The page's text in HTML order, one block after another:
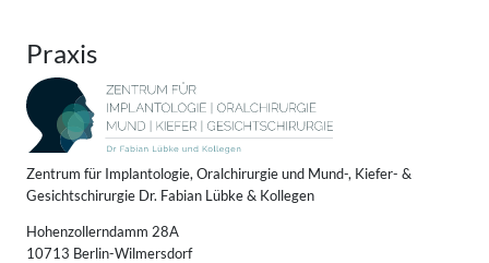
Praxis
Zentrum für Implantologie, Oralchirurgie und Mund-, Kiefer- &
Gesichtschirurgie Dr. Fabian Lübke & Kollegen
Hohenzollerndamm 28A
10713 Berlin-Wilmersdorf